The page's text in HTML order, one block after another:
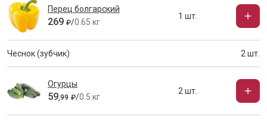
Перец болгарский
269 ₽/0.65 кг
1 шт.
Чеснок (зубчик) 2 шт.
Огурцы
59,99 ₽/0.5 кг
2 шт.